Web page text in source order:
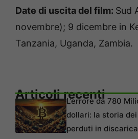
Date di uscita del film: Sud
novembre); 9 dicembre in
Tanzania, Uganda, Zambia.
Articoli recenti
L’errore da 780
dollari: la storia
perduti in discarica